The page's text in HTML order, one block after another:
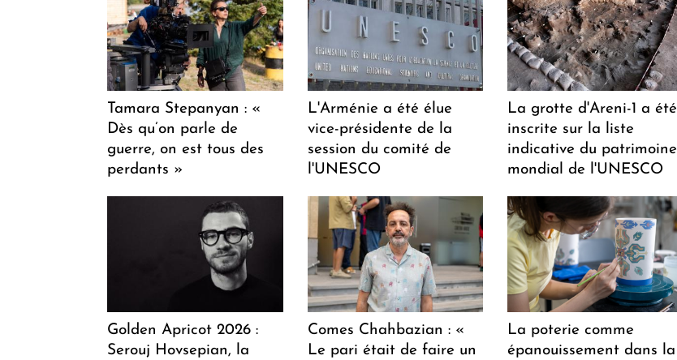
Tamara Stepanyan : «
Dès qu’on parle de
guerre, on est tous des
perdants »
L'Arménie a été élue
vice-présidente de la
session du comité de
l'UNESCO
La grotte d'Areni-1 a été
inscrite sur la liste
indicative du patrimoine
mondial de l'UNESCO
Golden Apricot 2026 :
Serouj Hovsepian, la
Comes Chahbazian : «
Le pari était de faire un
La poterie comme
épanouissement dans la